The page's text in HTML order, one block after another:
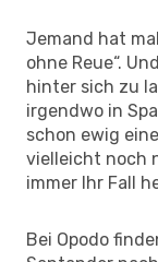
Jemand hat
ohne Reue“.
hinter sich zu
irgendwo in
schon ewig
vielleicht noch
immer Ihr Fall
Bei Opodo